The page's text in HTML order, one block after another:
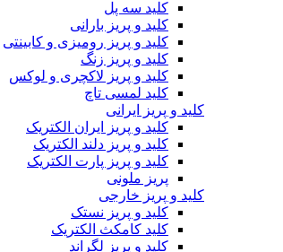
کلید سه پل
کلید و پریز بارانی
کلید و پریز رومیزی و کابینتی
کلید و پریز زنگ
کلید و پریز لاکچری و لوکس
کلید لمسی تاچ
کلید و پریز ایرانی
کلید و پریز ایران الکتریک
کلید و پریز دلند الکتریک
کلید و پریز پارت الکتریک
پریز ملونی
کلید و پریز خارجی
کلید و پریز نستک
کلید کامکث الکتریک
کلید و پریز لگراند